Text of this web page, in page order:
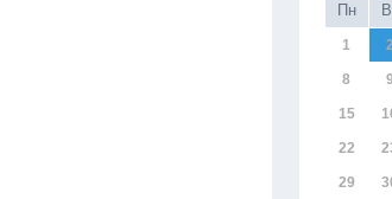
Пн
1 2
8 9
15
22
29